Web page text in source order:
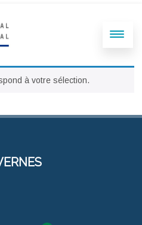
à votre sélection.